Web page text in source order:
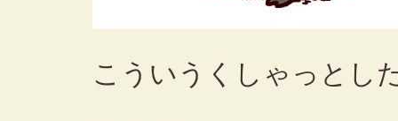
こういうくしゃっとし